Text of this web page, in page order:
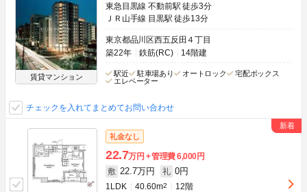
賃貸マンション
東急目黒線 不動前駅 徒歩3分
ＪＲ山手線 目黒駅 徒歩13分
東京都品川区西五反田４丁目
築22年
鉄筋(RC) 14階建
駅近 駐車場あり オートロック
宅配ボックス
エレベーター
チェックを入れてまとめてお問い合わせ
礼金なし
22.7万円 管理費6,000円
敷 22.7万円 礼 0円
1LDK 40.60m2 12階